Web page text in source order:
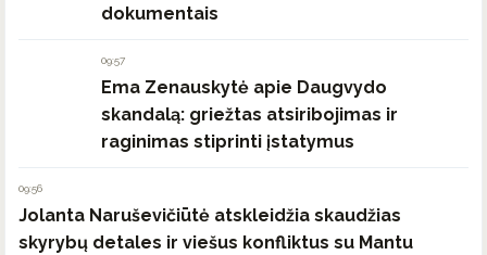
dokumentais
09:57
Ema Zenauskytė apie Daugvydo
skandalą: griežtas atsiribojimas ir
raginimas stiprinti įstatymus
09:56
Jolanta Naruševičiūtė atskleidžia skaudžias
skyrybų detales ir viešus konfliktus su Mantu